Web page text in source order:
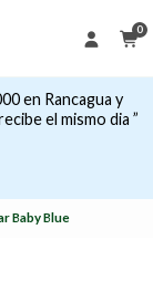
0
en Rancagua y
el mismo dia ”
Baby Blue